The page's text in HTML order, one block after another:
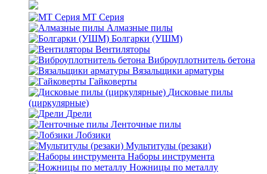
MT Серия
Алмазные пилы
Болгарки (УШМ)
Вентиляторы
Виброуплотнитель бетона
Вязальщики арматуры
Гайковерты
Дисковые пилы
(циркулярные)
Дрели
Ленточные пилы
Лобзики
Мультитулы (резаки)
Наборы инструмента
Ножницы по металлу